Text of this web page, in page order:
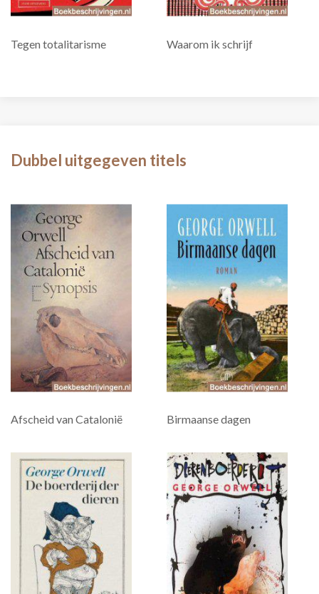
Tegen totalitarisme Waarom ik schrijf
Dubbel uitgegeven titels
Afscheid van Catalonië Birmaanse dagen